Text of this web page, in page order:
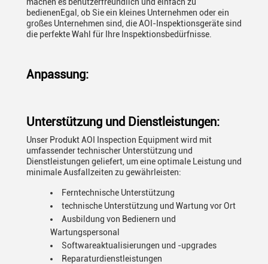
bedienenEgal, ob Sie ein kleines Unternehmen oder ein
großes Unternehmen sind, die AOI-Inspektionsgeräte sind
die perfekte Wahl für Ihre Inspektionsbedürfnisse.
Anpassung:
Unterstützung und Dienstleistungen:
Unser Produkt AOI Inspection Equipment wird mit
umfassender technischer Unterstützung und
Dienstleistungen geliefert, um eine optimale Leistung und
minimale Ausfallzeiten zu gewährleisten:
Ferntechnische Unterstützung
technische Unterstützung und Wartung vor Ort
Ausbildung von Bedienern und
Wartungspersonal
Softwareaktualisierungen und -upgrades
Reparaturdienstleistungen